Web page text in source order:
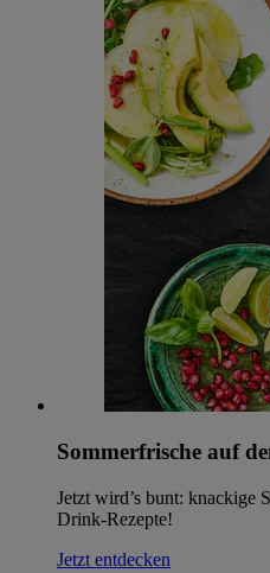
Sommerfrische auf
Jetzt wird’s bunt: knackige
Drink-Rezepte!
Jetzt entdecken